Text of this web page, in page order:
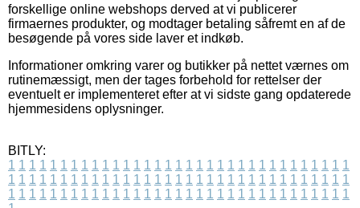
forskellige online webshops derved at vi publicerer
firmaernes produkter, og modtager betaling såfremt en af de
besøgende på vores side laver et indkøb.
Informationer omkring varer og butikker på nettet værnes om
rutinemæssigt, men der tages forbehold for rettelser der
eventuelt er implementeret efter at vi sidste gang opdaterede
hjemmesidens oplysninger.
BITLY:
1 1 1 1 1 1 1 1 1 1 1 1 1 1 1 1 1 1 1 1 1 1 1 1 1 1 1 1 1 1 1 1 1
1 1 1 1 1 1 1 1 1 1 1 1 1 1 1 1 1 1 1 1 1 1 1 1 1 1 1 1 1 1 1 1 1
1 1 1 1 1 1 1 1 1 1 1 1 1 1 1 1 1 1 1 1 1 1 1 1 1 1 1 1 1 1 1 1 1